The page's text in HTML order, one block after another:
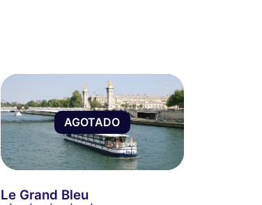
AGOTADO
Le Grand Bleu